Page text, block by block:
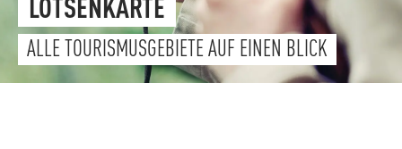
ALLE TOURISMUSGEBIETE AUF EINEN BLICK